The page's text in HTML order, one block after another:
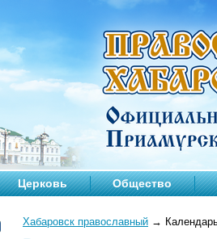
Церковь Общество
Хабаровск православный →